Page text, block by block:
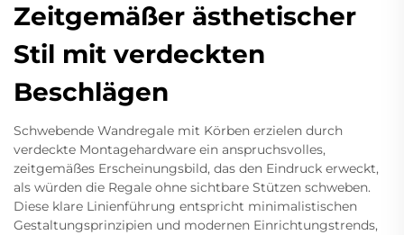
Zeitgemäßer ästhetischer
Stil mit verdeckten
Beschlägen
Schwebende Wandregale mit Körben erzielen durch
verdeckte Montagehardware ein anspruchsvolles,
zeitgemäßes Erscheinungsbild, das den Eindruck erweckt,
als würden die Regale ohne sichtbare Stützen schweben.
Diese klare Linienführung entspricht minimalistischen
Gestaltungsprinzipien und modernen Einrichtungstrends,